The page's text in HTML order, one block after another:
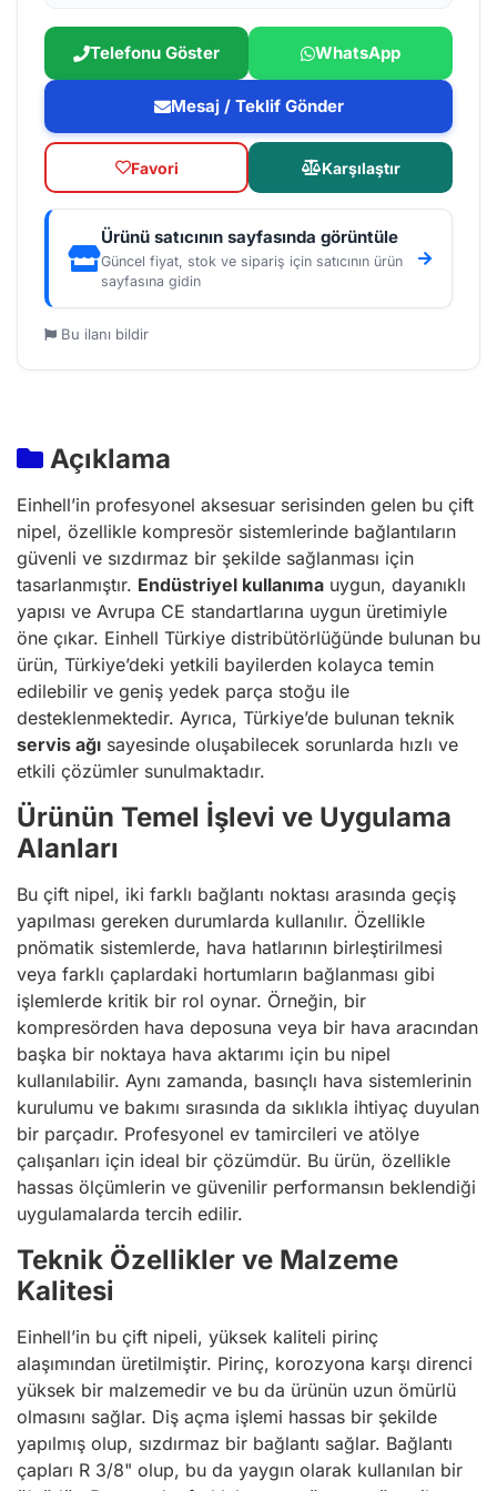
Telefonu Göster WhatsApp
Mesaj / Teklif Gönder
Favori Karşılaştır
Ürünü satıcının sayfasında görüntüle
Güncel fiyat, stok ve sipariş için satıcının ürün
sayfasına gidin
Bu ilanı bildir
Açıklama
Einhell’in profesyonel aksesuar serisinden gelen bu çift
nipel, özellikle kompresör sistemlerinde bağlantıların
güvenli ve sızdırmaz bir şekilde sağlanması için
tasarlanmıştır. Endüstriyel kullanıma uygun, dayanıklı
yapısı ve Avrupa CE standartlarına uygun üretimiyle
öne çıkar. Einhell Türkiye distribütörlüğünde bulunan bu
ürün, Türkiye’deki yetkili bayilerden kolayca temin
edilebilir ve geniş yedek parça stoğu ile
desteklenmektedir. Ayrıca, Türkiye’de bulunan teknik
servis ağı sayesinde oluşabilecek sorunlarda hızlı ve
etkili çözümler sunulmaktadır.
Ürünün Temel İşlevi ve Uygulama
Alanları
Bu çift nipel, iki farklı bağlantı noktası arasında geçiş
yapılması gereken durumlarda kullanılır. Özellikle
pnömatik sistemlerde, hava hatlarının birleştirilmesi
veya farklı çaplardaki hortumların bağlanması gibi
işlemlerde kritik bir rol oynar. Örneğin, bir
kompresörden hava deposuna veya bir hava aracından
başka bir noktaya hava aktarımı için bu nipel
kullanılabilir. Aynı zamanda, basınçlı hava sistemlerinin
kurulumu ve bakımı sırasında da sıklıkla ihtiyaç duyulan
bir parçadır. Profesyonel ev tamircileri ve atölye
çalışanları için ideal bir çözümdür. Bu ürün, özellikle
hassas ölçümlerin ve güvenilir performansın beklendiği
uygulamalarda tercih edilir.
Teknik Özellikler ve Malzeme
Kalitesi
Einhell’in bu çift nipeli, yüksek kaliteli pirinç
alaşımından üretilmiştir. Pirinç, korozyona karşı direnci
yüksek bir malzemedir ve bu da ürünün uzun ömürlü
olmasını sağlar. Diş açma işlemi hassas bir şekilde
yapılmış olup, sızdırmaz bir bağlantı sağlar. Bağlantı
çapları R 3/8" olup, bu da yaygın olarak kullanılan bir